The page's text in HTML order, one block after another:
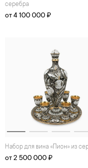
серебра
от 4 100 000 ₽
Набор для вина «Пион» из
от 2 500 000 ₽